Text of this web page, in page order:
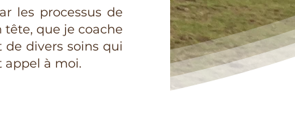
les processus de
tête, que je coache
de divers soins qui
à moi.